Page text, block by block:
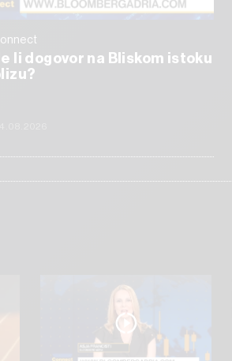
li dogovor na Bliskom istoku